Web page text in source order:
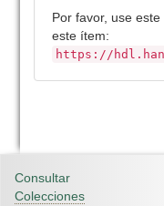
Por favor, use
este ítem:
https://
Consultar
Colecciones